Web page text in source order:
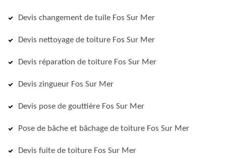
Devis changement de tuile Fos Sur Mer
Devis nettoyage de toiture Fos Sur Mer
Devis réparation de toiture Fos Sur Mer
Devis zingueur Fos Sur Mer
Devis pose de gouttière Fos Sur Mer
Pose de bâche et bâchage de toiture Fos Sur Mer
Devis fuite de toiture Fos Sur Mer